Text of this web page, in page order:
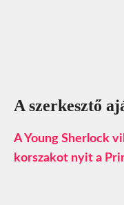
A szerkesztő
A Young Sherlock
korszakot nyit a